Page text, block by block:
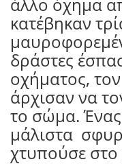
κατέβηκαν
δράστες
οχήματος,
άρχισαν να
το σώμα.
μάλιστα
χτυπούσε στο